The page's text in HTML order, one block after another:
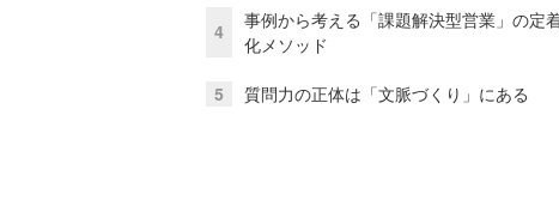
4
事例から考える「課題解決型営業」の定
化メソッド
5 質問力の正体は「文脈づくり」にある